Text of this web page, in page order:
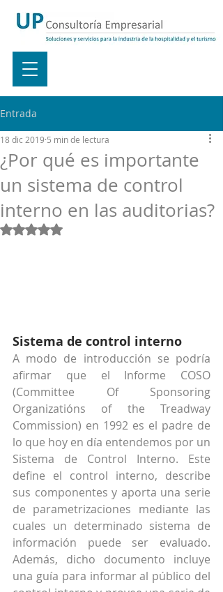
Entrada
¿Por qué es importante
un sistema de control
interno en las auditorias?
18 dic 2019 5 min de lectura
Obtuvo NaN de 5 estrellas.
Sistema de control interno
A modo de introducción se podría
afirmar que el Informe COSO
(Committee Of Sponsoring
Organizatións of the Treadway
Commission) en 1992 es el padre de
lo que hoy en día entendemos por un
Sistema de Control Interno. Este
define el control interno, describe
sus componentes y aporta una serie
de parametrizaciones mediante las
cuales un determinado sistema de
información puede ser evaluado.
Además, dicho documento incluye
una guía para informar al público del